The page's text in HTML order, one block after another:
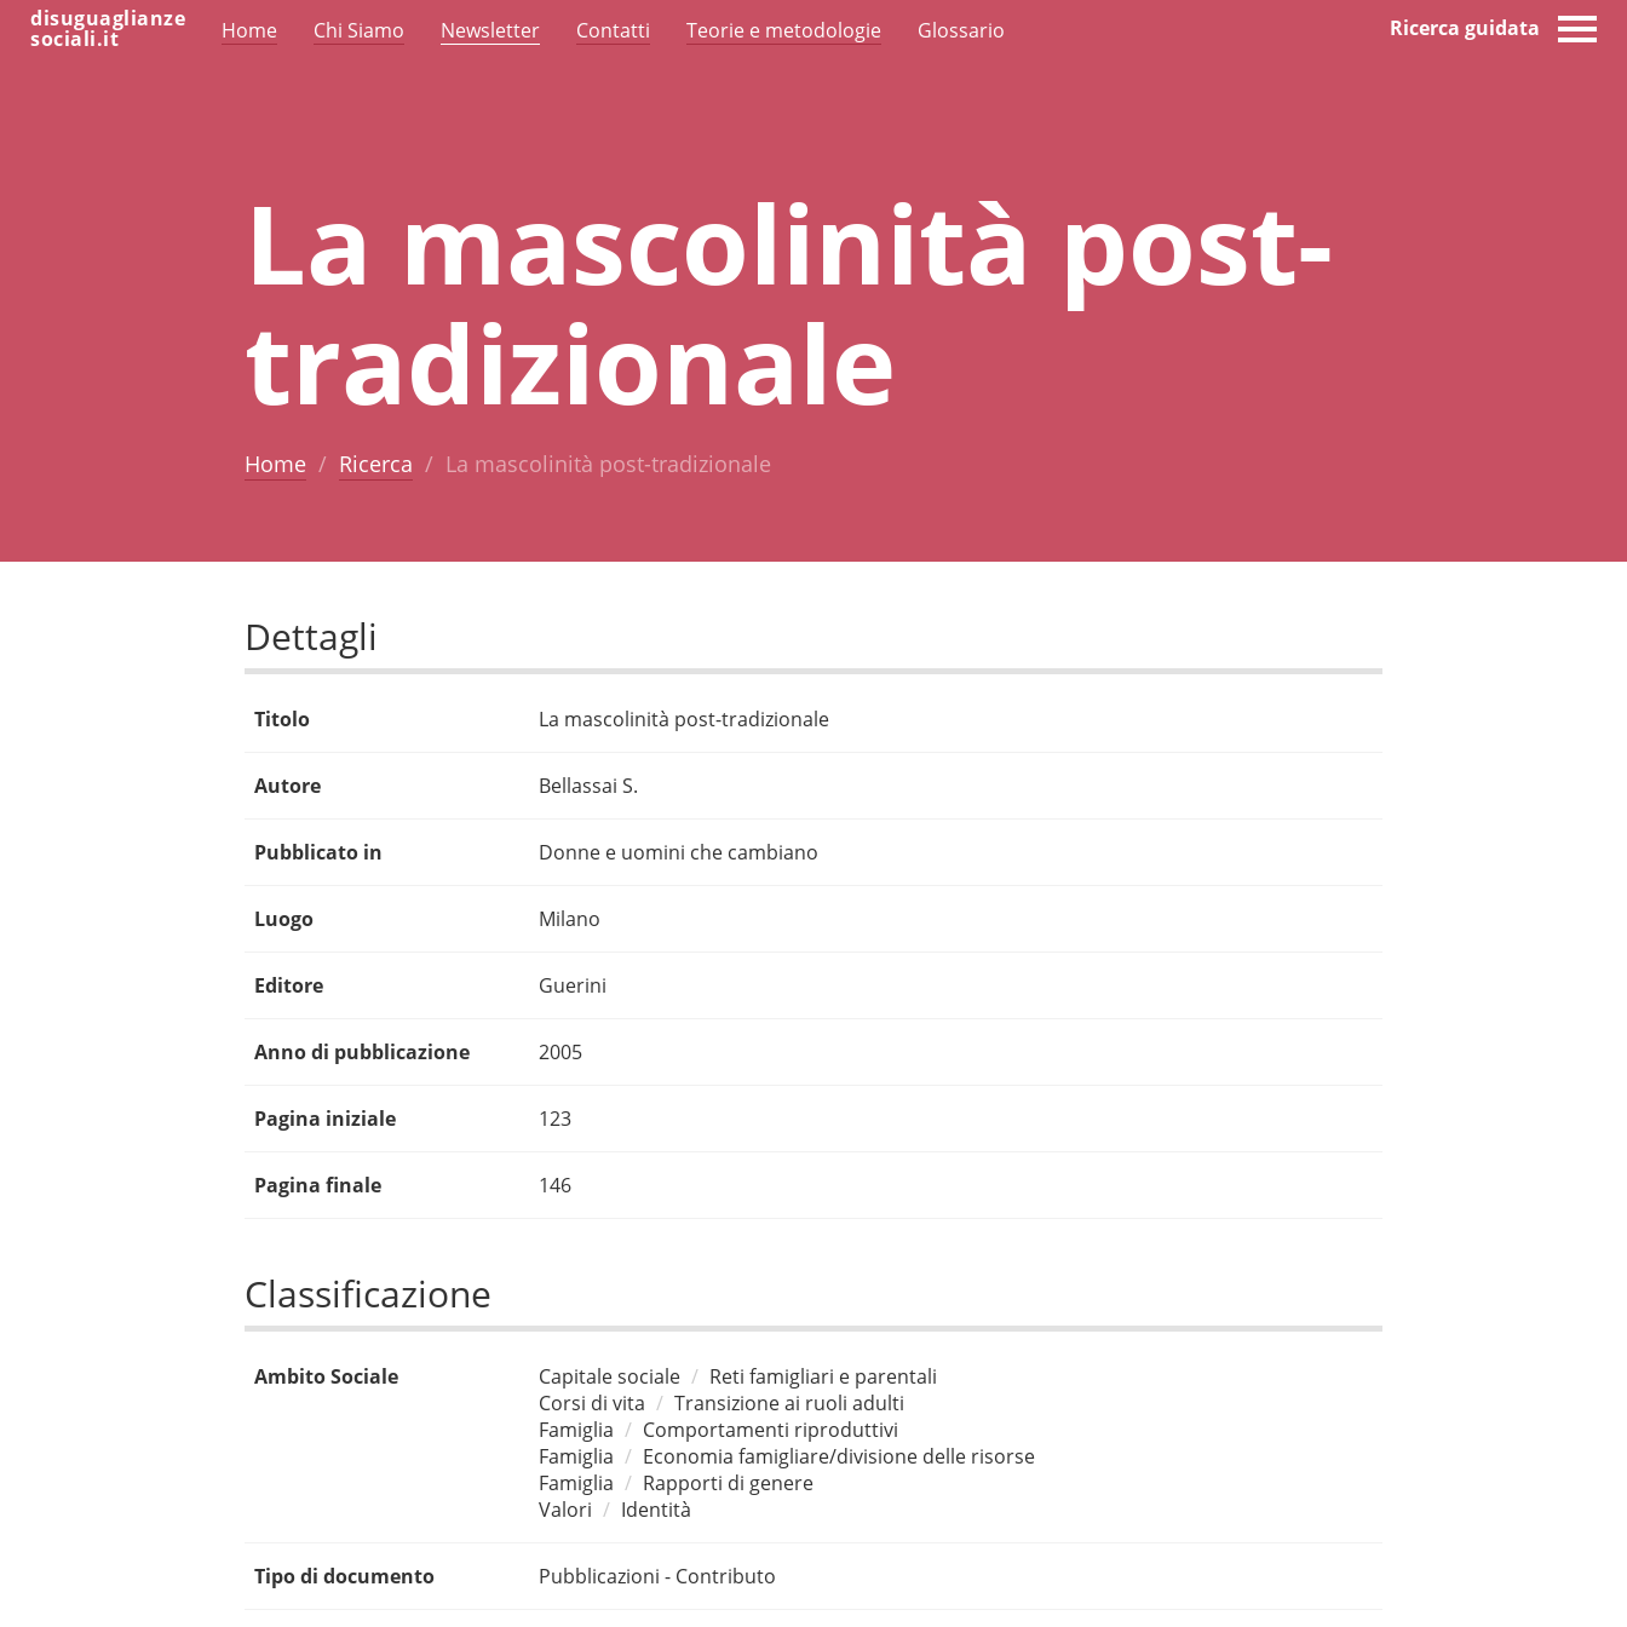
disuguaglianze
sociali.it Home Chi Siamo Newsletter Contatti Teorie e metodologie Glossario Ricerca guidata
La mascolinità post-
tradizionale
Home Ricerca La mascolinità post-tradizionale
Dettagli
Titolo La mascolinità post-tradizionale
Autore Bellassai S.
Pubblicato in Donne e uomini che cambiano
Luogo Milano
Editore Guerini
Anno di pubblicazione 2005
Pagina iniziale 123
Pagina finale 146
Classificazione
Ambito Sociale Capitale sociale
Reti famigliari e parentali
Corsi di vita
Transizione ai ruoli adulti
Famiglia
Comportamenti riproduttivi
Famiglia
Economia famigliare/divisione delle risorse
Famiglia
Rapporti di genere
Valori
Identità
Tipo di documento Pubblicazioni - Contributo